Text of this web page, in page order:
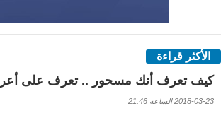
الأكثر قراءة
كيف تعرف أنك مسحور .. تعرف على
2018-03-23 الساعة 21:46